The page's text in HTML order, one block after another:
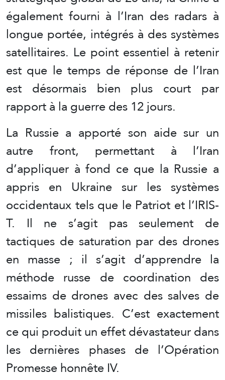
également fourni à l’Iran des radars à
longue portée, intégrés à des systèmes
satellitaires. Le point essentiel à retenir
est que le temps de réponse de l’Iran
est désormais bien plus court par
rapport à la guerre des 12 jours.
La Russie a apporté son aide sur un
autre front, permettant à l’Iran
d’appliquer à fond ce que la Russie a
appris en Ukraine sur les systèmes
occidentaux tels que le Patriot et l’IRIS-
T. Il ne s’agit pas seulement de
tactiques de saturation par des drones
en masse ; il s’agit d’apprendre la
méthode russe de coordination des
essaims de drones avec des salves de
missiles balistiques. C’est exactement
ce qui produit un effet dévastateur dans
les dernières phases de l’Opération
Promesse honnête IV.